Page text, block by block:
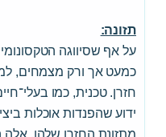
תזונה:
על אף שסיווגה
כמעט אך ורק מצמחים,
חזרן. טכנית, כמו
ידוע שהפנדות אוכלות
מתזונת החזרן שלהן. אלה